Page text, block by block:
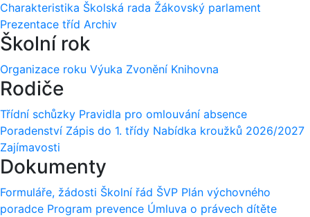
Charakteristika Školská rada Žákovský parlament
Prezentace tříd Archiv
Školní rok
Organizace roku Výuka Zvonění Knihovna
Rodiče
Třídní schůzky Pravidla pro omlouvání absence
Poradenství Zápis do 1. třídy Nabídka kroužků 2026/2027
Zajímavosti
Dokumenty
Formuláře, žádosti Školní řád ŠVP Plán výchovného
poradce Program prevence Úmluva o právech dítěte